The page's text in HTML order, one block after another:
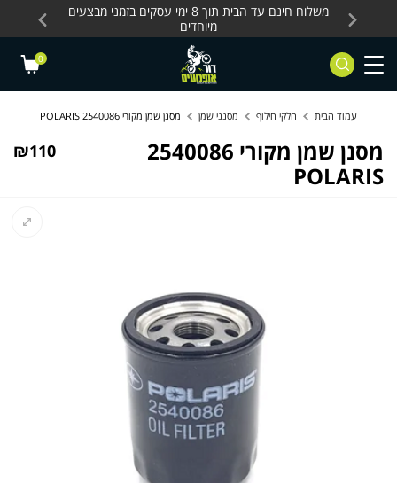
Skip to Content
Contact Us
כלים חשמליים
משלוח חינם עד הבית תוך 8 ימי עסקים בזמני מבצעים
מיוחדים
0
עמוד הבית חלקי חילוף מסנני שמן מסנן שמן מקורי 2540086 POLARIS
מסנן שמן מקורי 2540086
POLARIS
₪110